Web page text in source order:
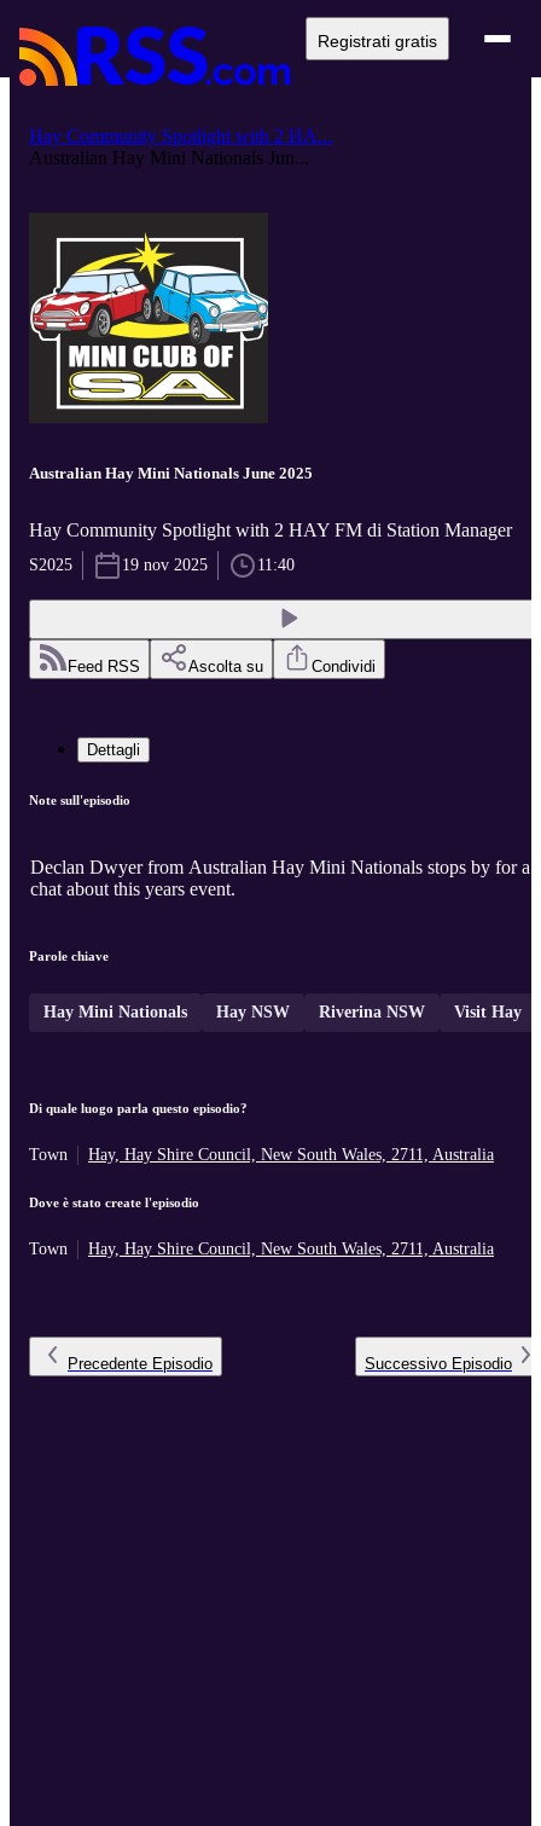
Registrati gratis
Hay Community Spotlight with 2 HA...
Australian Hay Mini Nationals Jun...
Australian Hay Mini Nationals June 2025
Hay Community Spotlight with 2 HAY FM di Station Manager
S2025 19 nov 2025 11:40
Feed RSS Ascolta su Condividi
Dettagli
Note sull'episodio
Declan Dwyer from Australian Hay Mini Nationals stops by for a
chat about this years event.
Parole chiave
Hay Mini Nationals Hay NSW Riverina NSW Visit Hay
Di quale luogo parla questo episodio?
Town Hay, Hay Shire Council, New South Wales, 2711, Australia
Dove è stato create l'episodio
Town Hay, Hay Shire Council, New South Wales, 2711, Australia
Precedente Episodio Successivo Episodio